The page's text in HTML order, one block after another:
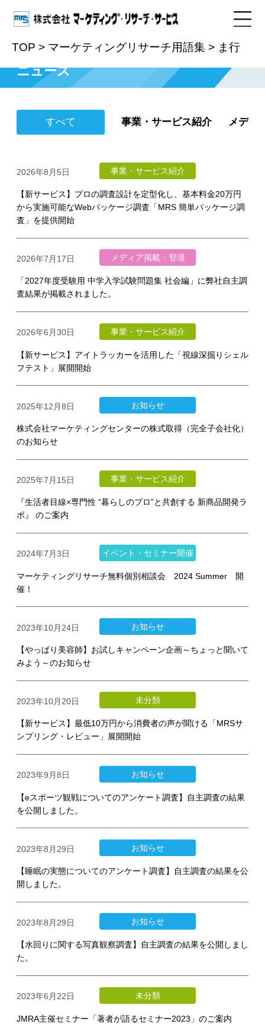
TOP > マーケティングリサーチ用語集 > ま行
ニュース
すべて 事業・サービス紹介 メディ
2026年8月5日 事業・サービス紹介
【新サービス】プロの調査設計を定型化し、基本料金20万円
から実施可能なWebパッケージ調査「MRS 簡単パッケージ調
査」を提供開始
2026年7月17日 メディア掲載・登壇
「2027年度受験用 中学入学試験問題集 社会編」に弊社自主調
査結果が掲載されました。
2026年6月30日 事業・サービス紹介
【新サービス】アイトラッカーを活用した「視線深掘りシェル
フテスト」展開開始
2025年12月8日 お知らせ
株式会社マーケティングセンターの株式取得（完全子会社化）
のお知らせ
2025年7月15日 事業・サービス紹介
『生活者目線×専門性 “暮らしのプロ”と共創する 新商品開発ラ
ボ』 のご案内
2024年7月3日 イベント・セミナー開催
マーケティングリサーチ無料個別相談会 2024 Summer 開
催！
2023年10月24日 お知らせ
【やっぱり美容師】お試しキャンペーン企画～ちょっと聞いて
みよう～のお知らせ
2023年10月20日 未分類
【新サービス】最低10万円から消費者の声が聞ける「MRSサ
ンプリング・レビュー」展開開始
2023年9月8日 お知らせ
【eスポーツ観戦についてのアンケート調査】自主調査の結果
を公開しました。
2023年8月29日 お知らせ
【睡眠の実態についてのアンケート調査】自主調査の結果を公
開しました。
2023年8月29日 お知らせ
【水回りに関する写真観察調査】自主調査の結果を公開しまし
た。
2023年6月22日 未分類
JMRA主催セミナー「著者が語るセミナー2023」のご案内